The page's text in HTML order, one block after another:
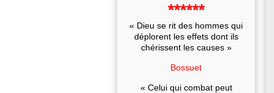
******
« Dieu se rit des hommes qui
déplorent les effets dont ils
chérissent les causes »
Bossuet
« Celui qui combat peut